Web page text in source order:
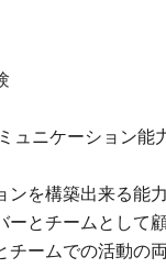
ュニケーション能
ンを構築出来る能力
とチームとして
ームでの活動の